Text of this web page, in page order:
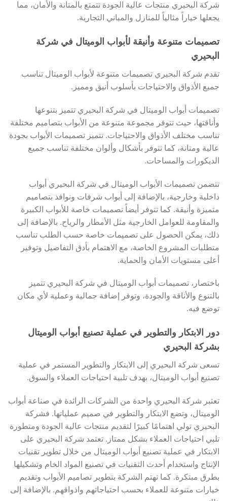
شركة البحيري منتجات عالية الجودة تتمتع بالمتانة والأمان، مما
يجعلها خياراً مثالياً للمنازل والمباني التجارية.
تصميمات متنوعة وأنيقة لأبواب الوميتال في شركة
البحيري
تقدم شركة البحيري تصميمات متنوعة لأبواب الوميتال تناسب
جميع الأذواق والاحتياجات بأسلوب أنيق ومميز.
تصميمات أبواب الوميتال في شركة البحيري تتميز بتنوعها
وأناقتها، حيث تتوفر مجموعة متنوعة من الأبواب بتصاميم مختلفة
تناسب مختلف الأذواق والاحتياجات. تتميز تصميمات الأبواب بجودة
عالية ومتانة، كما تتوفر بأشكال وألوان مختلفة تناسب جميع
الديكورات والمساحات.
تتضمن تصميمات الأبواب الوميتال في شركة البحيري أبواب
داخلية وخارجية، بالإضافة إلى أبواب شرفات ونوافذ بتصاميم
متميزة وأنيقة. كما تتوفر أيضاً تصميمات خاصة للأبواب الكبيرة
والمقاومة للعوامل الخارجية مثل الأمطار والرياح. بالإضافة إلى
ذلك، يمكن الحصول على تصميمات خاصة حسب الطلب تناسب
متطلبات المشروع الخاصة، مع الاهتمام بأدق التفاصيل وتوفير
أعلى مستويات الأمان والحماية.
باختصار، تصميمات أبواب الوميتال في شركة البحيري تتميز
بالتنوع والأناقة والجودة، وتوفر إضافة جمالية وعملية لأي مكان
توضع فيه.
دور الابتكار والتطوير في عملية تصنيع أبواب الوميتال
بشركة البحيري
تسعى شركة البحيري إلى الابتكار والتطوير المستمر في عملية
تصنيع أبواب الوميتال، بهدف تلبية احتياجات العملاء والسوق.
تعتبر شركة البحيري واحدة من الشركات الرائدة في صناعة أبواب
الوميتال، وتضع الابتكار والتطوير في صميم عملياتها. فشركة
البحيري تولي اهتمامًا كبيرًا لتقديم منتجات عالية الجودة ومتطورة
تلبي احتياجات العملاء بشكل ممتاز. تعتمد شركة البحيري على
الابتكار في عملية تصنيع أبواب الوميتال من خلال تطوير تقنيات
الإنتاج واستخدام أحدث التقنيات في تصنيع المواد الخام وتشكيلها
بطرق مبتكرة. كما تهتم الشركة بتطوير تصاميم الأبواب وتقديم
خيارات متنوعة للعملاء بحسب احتياجاتهم واذواقهم. بالإضافة إلى